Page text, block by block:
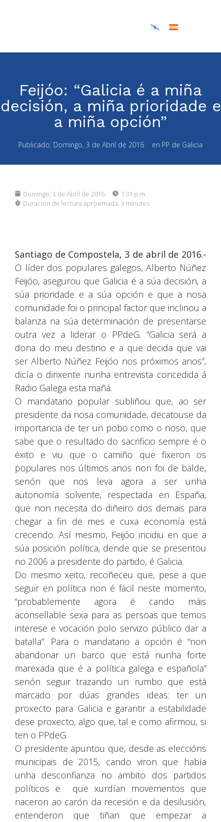
Feijóo: “Galicia é a miña
decisión, a miña prioridade e
a miña opción”
Publicado: Domingo, 3 de Abril de 2016 en PP de Galicia
Domingo, 3 de Abril de 2016
1:31 p.m.
Duración de lectura aproximada: 3 minutes
Santiago de Compostela, 3 de abril de 2016.-
O líder dos populares galegos, Alberto Núñez
Feijóo, asegurou que Galicia é a súa decisión, a
súa prioridade e a súa opción e que a nosa
comunidade foi o principal factor que inclinou a
balanza na súa determinación de presentarse
outra vez a liderar o PPdeG. “Galicia será a
dona do meu destino e a que decida que vai
ser Alberto Núñez Feijóo nos próximos anos”,
dicía o dirixente nunha entrevista concedida á
Radio Galega esta mañá.
O mandatario popular subliñou que, ao ser
presidente da nosa comunidade, decatouse da
importancia de ter un pobo como o noso, que
sabe que o resultado do sacrificio sempre é o
éxito e viu que o camiño que fixeron os
populares nos últimos anos non foi de balde,
senón que nos leva agora a ser unha
autonomía solvente, respectada en España,
que non necesita do diñeiro dos demais para
chegar a fin de mes e cuxa economía está
crecendo. Así mesmo, Feijóo incidiu en que a
súa posición política, dende que se presentou
no 2006 a presidente do partido, é Galicia.
Do mesmo xeito, recoñeceu que, pese a que
seguir en política non é fácil neste momento,
“probablemente agora é cando máis
aconsellable sexa para as persoas que temos
interese e vocación polo servizo público dar a
batalla”. Para o mandatario a opción é “non
abandonar un barco que está nunha forte
marexada que é a política galega e española”
senón seguir trazando un rumbo que está
marcado por dúas grandes ideas: ter un
proxecto para Galicia e garantir a estabilidade
dese proxecto, algo que, tal e como afirmou, si
ten o PPdeG.
O presidente apuntou que, desde as eleccións
municipais de 2015, cando viron que había
unha desconfianza no ambito dos partidos
políticos e que xurdían movementos que
naceron ao carón da recesión e da desilusión,
entenderon que tiñan que empezar a